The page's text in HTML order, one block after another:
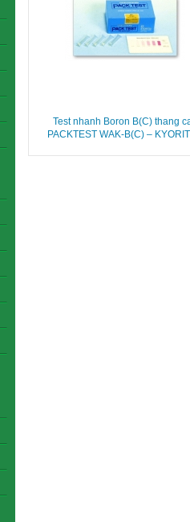
Test nhanh Boron B(C) thang
PACKTEST WAK-B(C) –